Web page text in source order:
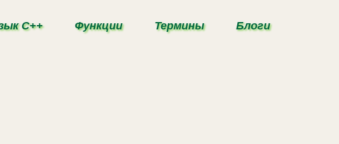
С++ Функции Термины Блоги